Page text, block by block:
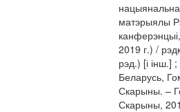
матэрыялы
2019 г.) /
рэд.) [і інш.]
Беларусь,
Скарыны. –
Скарыны,